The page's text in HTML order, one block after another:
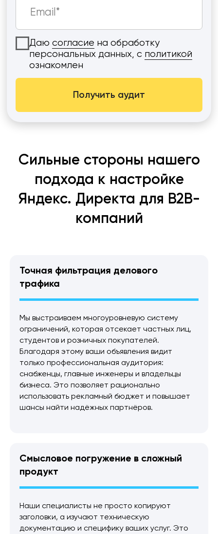
Сильные стороны нашего
подхода к настройке
Яндекс. Директа для B2B-
компаний
Точная фильтрация делового
трафика
Мы выстраиваем многоуровневую систему
ограничений, которая отсекает частных лиц,
студентов и розничных покупателей.
Благодаря этому ваши объявления видит
только профессиональная аудитория:
снабженцы, главные инженеры и владельцы
бизнеса. Это позволяет рационально
использовать рекламный бюджет и повышает
шансы найти надёжных партнёров.
Смысловое погружение в сложный
продукт
Наши специалисты не просто копируют
заголовки, а изучают техническую
документацию и специфику ваших услуг. Это